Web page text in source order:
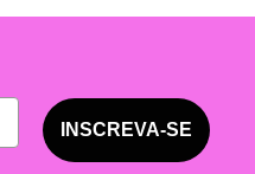
INSCREVA-SE